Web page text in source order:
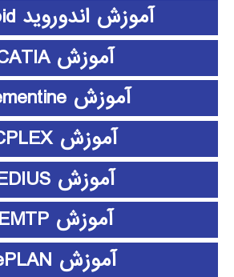
آموزش اندوروید android
آموزش CATIA
آموزش clementine
آموزش CPLEX
آموزش EDIUS
آموزش EMTP
آموزش ePLAN